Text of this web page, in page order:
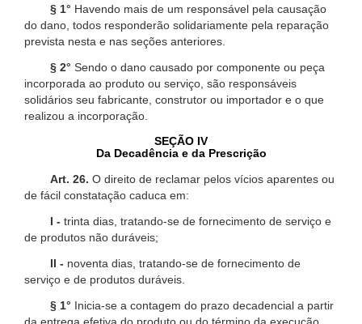
§ 1° Havendo mais de um responsável pela causação
do dano, todos responderão solidariamente pela reparação
prevista nesta e nas seções anteriores.
§ 2° Sendo o dano causado por componente ou peça
incorporada ao produto ou serviço, são responsáveis
solidários seu fabricante, construtor ou importador e o que
realizou a incorporação.
SEÇÃO IV
Da Decadência e da Prescrição
Art. 26. O direito de reclamar pelos vícios aparentes ou
de fácil constatação caduca em:
I - trinta dias, tratando-se de fornecimento de serviço e
de produtos não duráveis;
II - noventa dias, tratando-se de fornecimento de
serviço e de produtos duráveis.
§ 1° Inicia-se a contagem do prazo decadencial a partir
da entrega efetiva do produto ou do término da execução